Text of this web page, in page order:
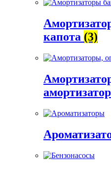
капота (3)